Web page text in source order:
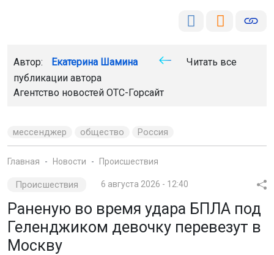
Автор: Екатерина Шамина
Читать все
публикации автора
Агентство новостей ОТС-Горсайт
мессенджер общество Россия
Главная Новости Происшествия
Происшествия 6 августа 2026 - 12:40
Раненую во время удара БПЛА под
Геленджиком девочку перевезут в
Москву